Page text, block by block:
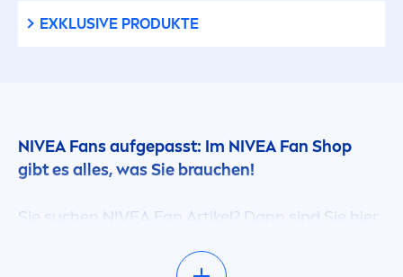
EXKLUSIVE PRODUKTE
NIVEA Fans aufgepasst: Im NIVEA Fan Shop
gibt es alles, was Sie brauchen!
Sie suchen NIVEA Fan Artikel? Dann sind Sie hier
Merchandising Produkte übersichtlich für Sie